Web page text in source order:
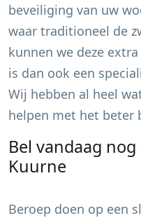
beveiliging van uw
waar traditioneel de
kunnen we deze
is dan ook een
Wij hebben al heel
helpen met het beter
Bel vandaag
Kuurne
Beroep doen op een